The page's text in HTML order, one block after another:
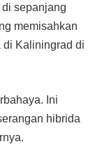
sepanjang
memisahkan
di Kaliningrad di
Ini
hibrida